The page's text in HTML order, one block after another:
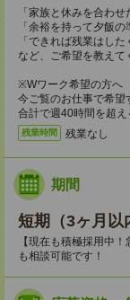
「家族と休みを合わせ
「余裕を持って夕飯の
「できれば残業はした
など、ご希望を教えて
※Wワーク希望の方へ
今ご覧のお仕事で希望
合計で週40時間を超え
残業時間 残業なし
期間
短期（3ヶ月以
【現在も積極採用中
も相談可能です！